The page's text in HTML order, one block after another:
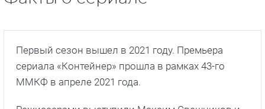
Первый сезон вышел в 2021 году. Премьера
сериала «Контейнер» прошла в рамках 43-го
ММКФ в апреле 2021 года.